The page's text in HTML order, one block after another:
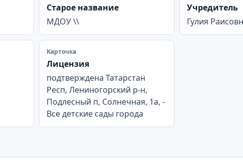
Старое название
МДОУ \\
Учредитель
Гулия
Карточка
Лицензия
подтверждена Татарстан
Респ, Лениногорский р-н,
Подлесный п, Солнечная, 1а, -
Все детские сады города